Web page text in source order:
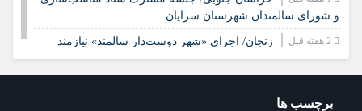
و شورای سالمندان شهرستان سرایان
زنجان/ اجرای «شهر دوست‌دار سالمند» نیازمند
مشارکت همه دستگاه‌هاست
محلی و مشارکت اجتماعی
برچسب ها